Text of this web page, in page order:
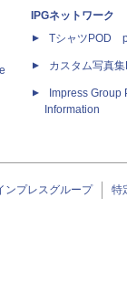
IPGネットワーク
TシャツPOD
カスタム写真
Impress Group
Information
ンプレスグループ 特